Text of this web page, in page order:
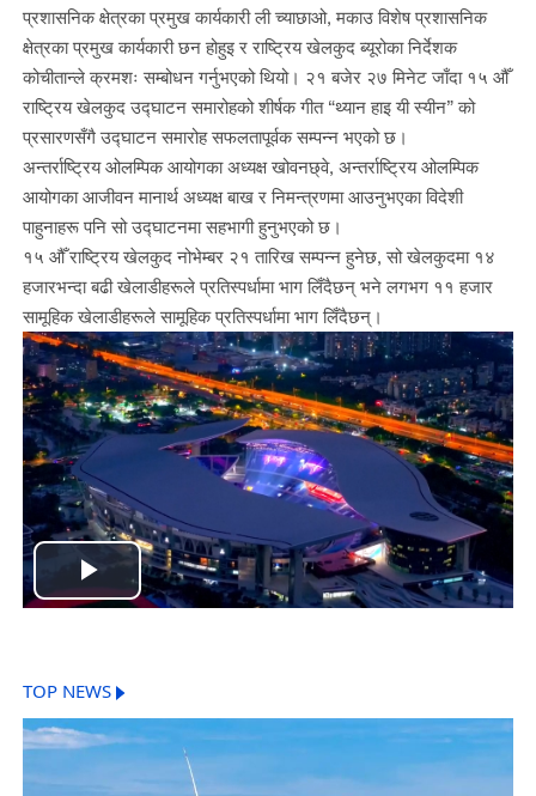
प्रशासनिक क्षेत्रका प्रमुख कार्यकारी ली च्याछाओ, मकाउ विशेष प्रशासनिक
क्षेत्रका प्रमुख कार्यकारी छन होहुइ र राष्ट्रिय खेलकुद ब्यूरोका निर्देशक
कोचीतान्ले क्रमशः सम्बोधन गर्नुभएको थियो। २१ बजेर २७ मिनेट जाँदा १५ औँ
राष्ट्रिय खेलकुद उद्घाटन समारोहको शीर्षक गीत “थ्यान हाइ यी स्यीन” को
प्रसारणसँगै उद्घाटन समारोह सफलतापूर्वक सम्पन्न भएको छ।
अन्तर्राष्ट्रिय ओलम्पिक आयोगका अध्यक्ष खोवनछ्वे, अन्तर्राष्ट्रिय ओलम्पिक
आयोगका आजीवन मानार्थ अध्यक्ष बाख र निमन्त्रणमा आउनुभएका विदेशी
पाहुनाहरू पनि सो उद्घाटनमा सहभागी हुनुभएको छ।
१५ औँ राष्ट्रिय खेलकुद नोभेम्बर २१ तारिख सम्पन्न हुनेछ, सो खेलकुदमा १४
हजारभन्दा बढी खेलाडीहरूले प्रतिस्पर्धामा भाग लिँदैछन् भने लगभग ११ हजार
सामूहिक खेलाडीहरूले सामूहिक प्रतिस्पर्धामा भाग लिँदैछन्।
Play
TOP NEWS